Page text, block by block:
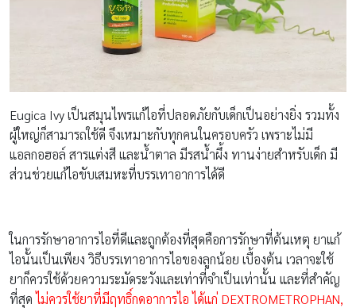
Eugica Ivy เป็นสมุนไพรแก้ไอที่ปลอดภัยกับเด็กเป็นอย่างยิ่ง รวมทั้ง
ผู้ใหญ่ก็สามารถใช้ดี จึงเหมาะกับทุกคนในครอบครัว เพราะไม่มี
แอลกอฮอล์ สารแต่งสี และน้ำตาล มีรสน้ำผึ้ง ทานง่ายสำหรับเด็ก มี
ส่วนช่วยแก้ไอขับเสมหะที่บรรเทาอาการได้ดี
ในการรักษาอาการไอที่ดีและถูกต้องที่สุดคือการรักษาที่ต้นเหตุ ยาแก้
ไอนั้นเป็นเพียง วิธีบรรเทาอาการไอของลูกน้อย เบื้องต้น เวลาจะใช้
ยาก็ควรใช้ด้วยความระมัดระวังและเท่าที่จำเป็นเท่านั้น และที่สำคัญ
ที่สุดไม่ควรใช้ยาที่มีฤทธิ์กดอาการไอ ได้แก่ DEXTROMETROPHAN,